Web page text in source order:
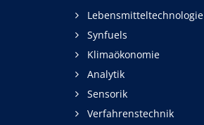
Lebensmitteltechnologie
Synfuels
Klimaökonomie
Analytik
Sensorik
Verfahrenstechnik